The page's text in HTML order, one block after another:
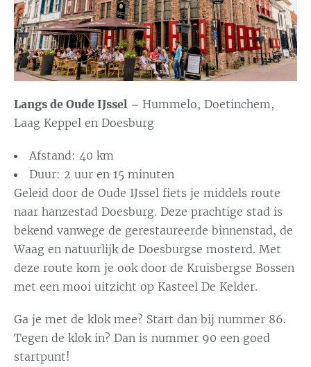
Langs de Oude IJssel – Hummelo, Doetinchem,
Laag Keppel en Doesburg
Afstand: 40 km
Duur: 2 uur en 15 minuten
Geleid door de Oude IJssel fiets je middels route
naar hanzestad Doesburg. Deze prachtige stad is
bekend vanwege de gerestaureerde binnenstad, de
Waag en natuurlijk de Doesburgse mosterd. Met
deze route kom je ook door de Kruisbergse Bossen
met een mooi uitzicht op Kasteel De Kelder.
Ga je met de klok mee? Start dan bij nummer 86.
Tegen de klok in? Dan is nummer 90 een goed
startpunt!